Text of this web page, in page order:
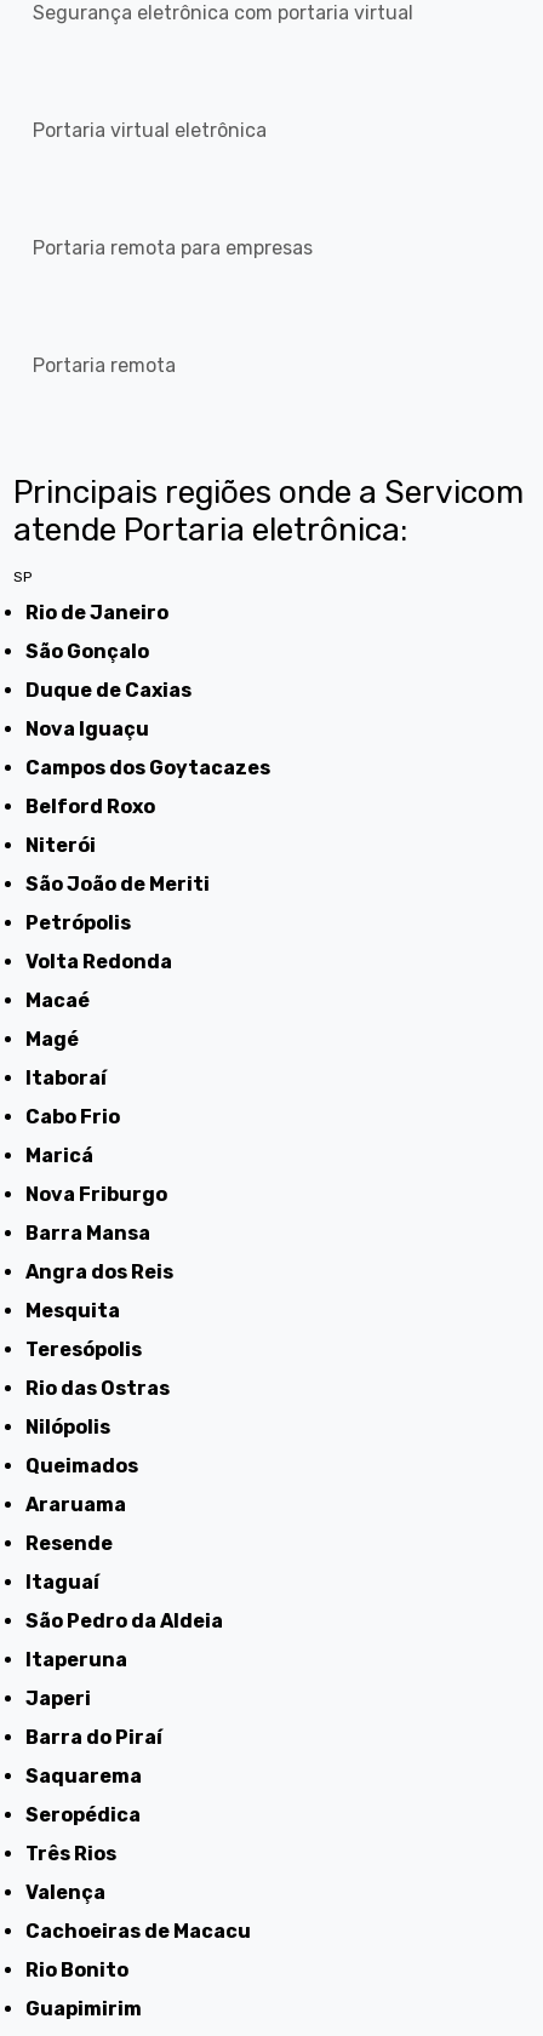
Segurança eletrônica com portaria virtual
Portaria virtual eletrônica
Portaria remota para empresas
Portaria remota
Principais regiões onde a Servicom
atende Portaria eletrônica:
SP
Rio de Janeiro
São Gonçalo
Duque de Caxias
Nova Iguaçu
Campos dos Goytacazes
Belford Roxo
Niterói
São João de Meriti
Petrópolis
Volta Redonda
Macaé
Magé
Itaboraí
Cabo Frio
Maricá
Nova Friburgo
Barra Mansa
Angra dos Reis
Mesquita
Teresópolis
Rio das Ostras
Nilópolis
Queimados
Araruama
Resende
Itaguaí
São Pedro da Aldeia
Itaperuna
Japeri
Barra do Piraí
Saquarema
Seropédica
Três Rios
Valença
Cachoeiras de Macacu
Rio Bonito
Guapimirim